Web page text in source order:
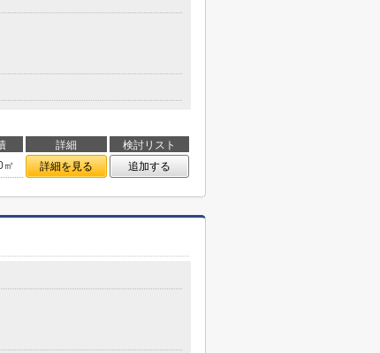
詳細
検討リスト
㎡ 詳細を見る 追加する